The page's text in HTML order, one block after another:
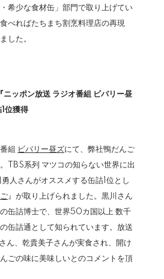
希少な食材缶」部門で取り上げてい
べればたちまち割烹料理店の再現
した。
ッポン放送 ラジオ番組 ビバリー昼
位獲得
組 ビバリー昼ズにて、弊社鴨だんご
TBS系列 マツコの知らない世界に出
人さんがオススメする缶詰1位とし
』が取り上げられました。黒川さん
缶詰博士で、世界50カ国以上 数千
缶詰通として知られています。放送
ん、乾貴美子さんが実食され、開け
ごの味に美味しいとのコメントを頂